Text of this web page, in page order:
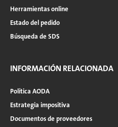
Herramientas online
Estado del pedido
Búsqueda de SDS
INFORMACIÓN RELACIONADA
Política AODA
Estrategia impositiva
Documentos de proveedores